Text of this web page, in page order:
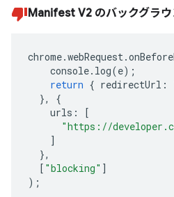
Manifest V2 のバックグラウ
chrome.webRequest .
console. log(e);
return { redirectUrl :
},
{
urls :
[
"https://
]
},
[ "blocking" ]
);